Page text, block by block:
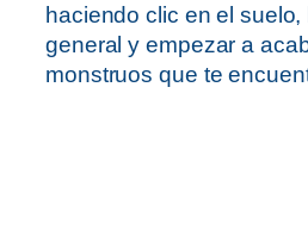
haciendo clic en el
general y empezar a
monstruos que te